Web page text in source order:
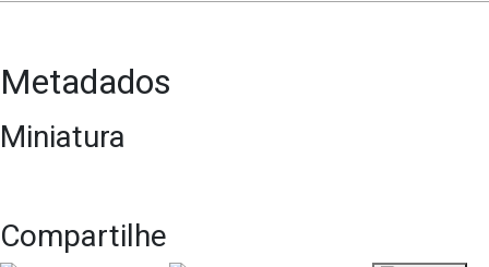
Metadados
Miniatura
Compartilhe